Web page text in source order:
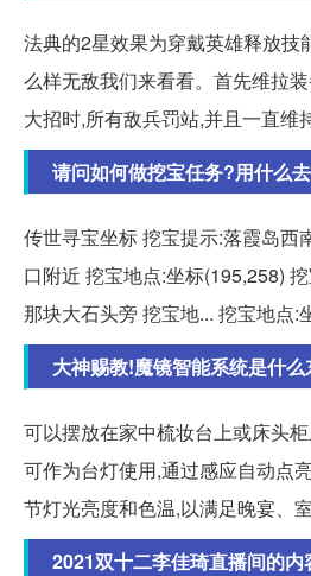
法典的2星效果为穿戴英雄释放技
么样无敌我们来看看。首先维拉
大招时,所有敌兵罚站,并且一直维
请问如何做挖宝任务?用什么
传世寻宝坐标 挖宝提示:落霞岛西
口附近 挖宝地点:坐标(195,258)
那块大石头旁 挖宝地... 挖宝地点:
大神赐教!魔镜智能系统是什
可以摆放在家中梳妆台上或床头
可作为台灯使用,通过感应自动点
节灯光亮度和色温,以满足晚宴、室
2021双十二李佳琦直播间的内